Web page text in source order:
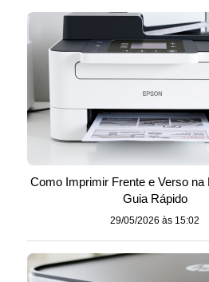
Como Imprimir Frente e Verso na
Guia Rápido
29/05/2026 às 15:02